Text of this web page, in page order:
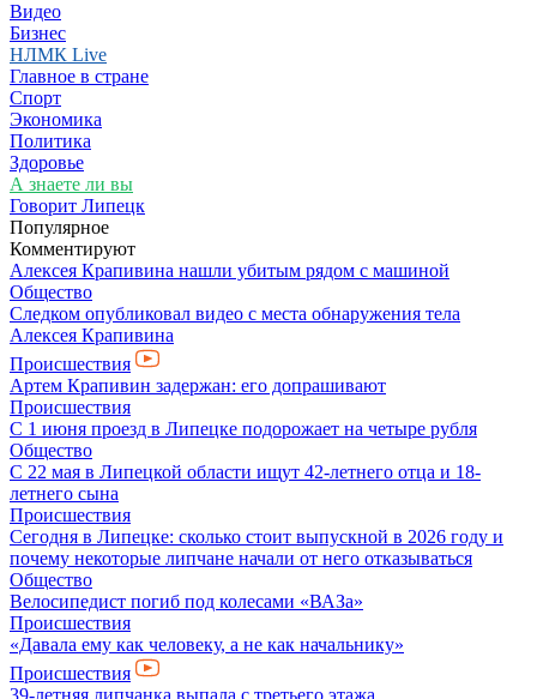
Видео
Бизнес
НЛМК Live
Главное в стране
Спорт
Экономика
Политика
Здоровье
А знаете ли вы
Говорит Липецк
Популярное
Комментируют
Алексея Крапивина нашли убитым рядом с машиной
Общество
Следком опубликовал видео с места обнаружения тела
Алексея Крапивина
Происшествия
Артем Крапивин задержан: его допрашивают
Происшествия
С 1 июня проезд в Липецке подорожает на четыре рубля
Общество
С 22 мая в Липецкой области ищут 42-летнего отца и 18-
летнего сына
Происшествия
Сегодня в Липецке: сколько стоит выпускной в 2026 году и
почему некоторые липчане начали от него отказываться
Общество
Велосипедист погиб под колесами «ВАЗа»
Происшествия
«Давала ему как человеку, а не как начальнику»
Происшествия
39-летняя липчанка выпала с третьего этажа